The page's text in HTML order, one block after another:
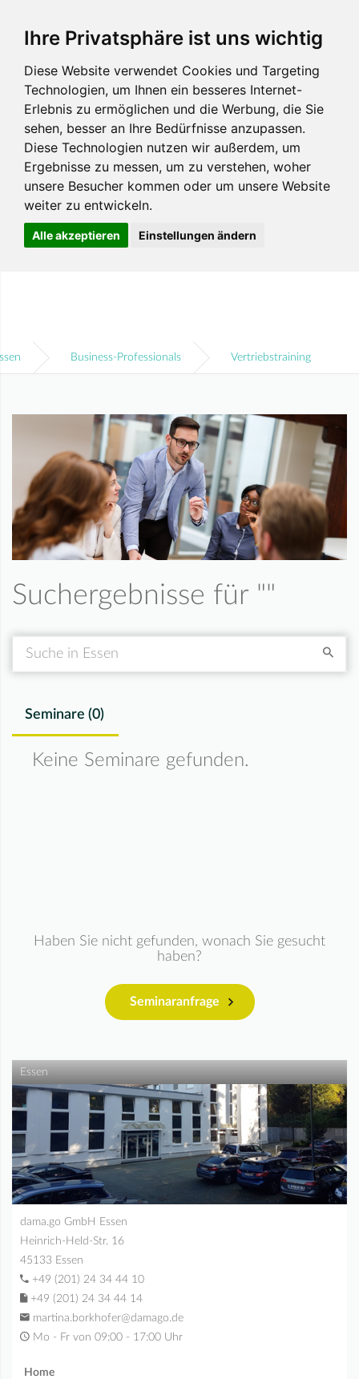
Ihre Privatsphäre ist uns wichtig
Diese Website verwendet Cookies und Targeting
Technologien, um Ihnen ein besseres Internet-
Erlebnis zu ermöglichen und die Werbung, die Sie
sehen, besser an Ihre Bedürfnisse anzupassen.
Diese Technologien nutzen wir außerdem, um
Ergebnisse zu messen, um zu verstehen, woher
unsere Besucher kommen oder um unsere Website
weiter zu entwickeln.
Alle akzeptieren Einstellungen ändern
Business-Professionals Vertriebstraining
Suchergebnisse für ""
Seminare (0)
Keine Seminare gefunden.
Haben Sie nicht gefunden, wonach Sie gesucht
haben?
Seminaranfrage
Essen
dama.go GmbH Essen
Heinrich-Held-Str. 16
45133 Essen
+49 (201) 24 34 44 10
+49 (201) 24 34 44 14
martina.borkhofer@damago.de
Mo - Fr von 09:00 - 17:00 Uhr
Home